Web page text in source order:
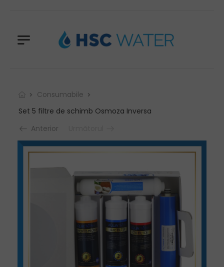
Consumabile
Set 5 filtre de schimb Osmoza Inversa
Anterior